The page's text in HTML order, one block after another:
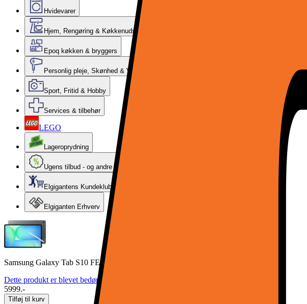
Hvidevarer
Hjem, Rengøring & Køkkenudstyr
Epoq køkken & bryggers
Personlig pleje, Skønhed & Velvære
Sport, Fritid & Hobby
Services & tilbehør
LEGO
Lageroprydning
Ugens tilbud - og andre gode priser
Elgigantens Kundeklub
Elgiganten Erhverv
Samsung Galaxy Tab S10 FE+ WIFI tablet 8/128GB (Grå)
Dette produkt er blevet bedømt til 4.9 ud af 5 stjerner.
5999.-
Tilføj til kurv